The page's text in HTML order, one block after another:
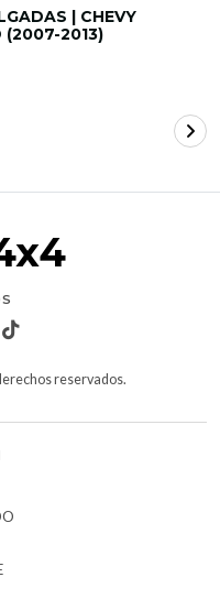
| CHEVY
(2007-2013)
reservados.